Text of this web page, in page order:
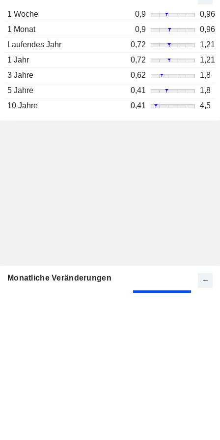
1 Woche 0,9
0,96
1 Monat
0,9
0,96
Laufendes Jahr
0,72
1,21
1 Jahr
0,72
1,21
3 Jahre
0,62
1,8
5 Jahre
0,41
1,8
10 Jahre
0,41 4,5
Monatliche Veränderungen